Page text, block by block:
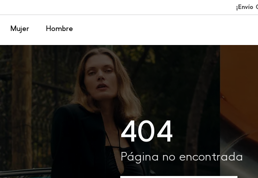
Menú
Mujer Hombre
404
Página no encontrada